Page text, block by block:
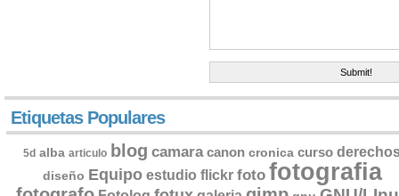
Etiquetas Populares
5d alba articulo blog camara canon cronica curso
diseño Equipo estudio flickr foto fotografia